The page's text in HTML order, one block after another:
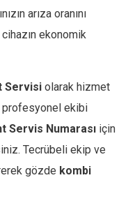
arıza oranını
ekonomik
Servisi olarak hizmet
profesyonel ekibi
Servis Numarası için
Tecrübeli ekip ve
gözde kombi